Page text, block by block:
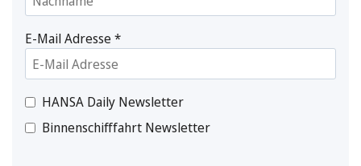
E-Mail Adresse*
HANSA Daily Newsletter
Binnenschifffahrt Newsletter